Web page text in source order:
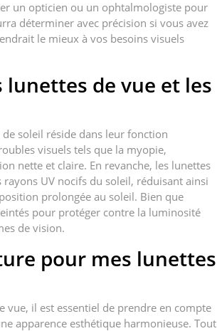
un opticien ou un ophtalmologiste pour
déterminer avec précision si vous avez
le mieux à vos besoins visuels
de vue et les
soleil réside dans leur fonction
visuels tels que la myopie,
nette et claire. En revanche, les lunettes
UV nocifs du soleil, réduisant ainsi
prolongée au soleil. Bien que
pour protéger contre la luminosité
de vision.
pour mes lunettes
vue, il est essentiel de prendre en compte
apparence esthétique harmonieuse. Tout